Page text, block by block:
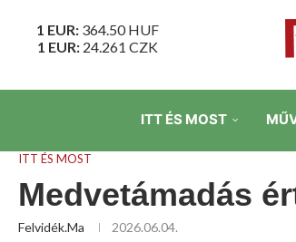
1 EUR: 364.50HUF
1 EUR: 24.261 CZK
ITT ÉS MOST
ITT ÉS MOST
Medvetámadás
Felvidék.ma 2026.06.04.